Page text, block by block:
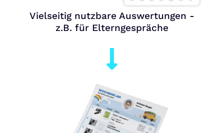
Vielseitig nutzbare Auswertungen -
z.B. für Elterngespräche